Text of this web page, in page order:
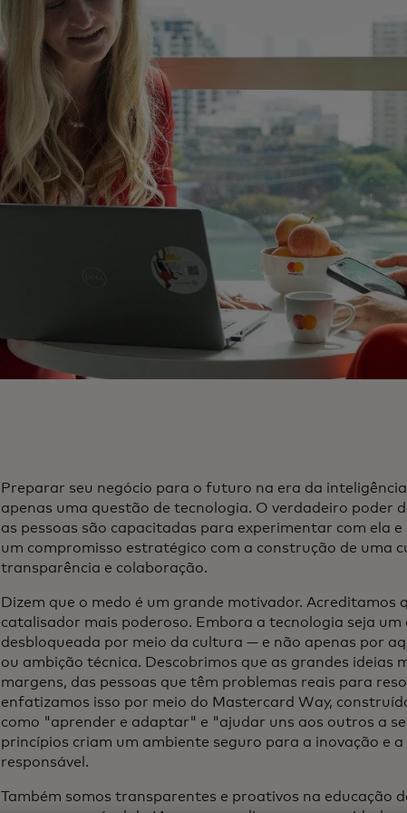
Preparar seu negócio para o futuro na era da
apenas uma questão de tecnologia. O verdadeiro poder
as pessoas são capacitadas para experimentar com ela e
um compromisso estratégico com a construção de uma
transparência e colaboração.
Dizem que o medo é um grande motivador. Acreditamos
catalisador mais poderoso. Embora a tecnologia seja um
desbloqueada por meio da cultura — e não apenas por
ou ambição técnica. Descobrimos que as grandes ideias
margens, das pessoas que têm problemas reais para
enfatizamos isso por meio do Mastercard Way,
como "aprender e adaptar" e "ajudar uns aos outros a
princípios criam um ambiente seguro para a inovação e
responsável.
Também somos transparentes e proativos na educação